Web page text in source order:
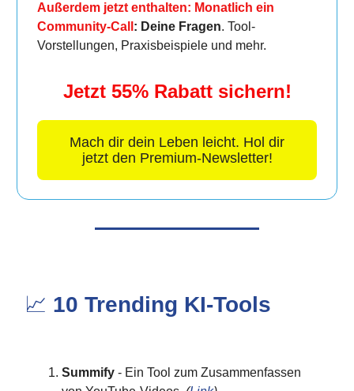
Außerdem jetzt enthalten: Monatlich ein
Community-Call : Deine Fragen. Tool-
Vorstellungen, Praxisbeispiele und mehr.
Jetzt 55% Rabatt sichern!
Mach dir dein Leben leicht. Hol dir
jetzt den Premium-Newsletter!
📈 10 Trending KI-Tools
Summify - Ein Tool zum Zusammenfassen